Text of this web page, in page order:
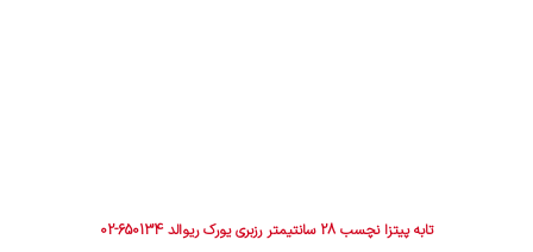
تابه پیتزا نچسب 28 سانتیمتر رزبری یورک ریوالد 650134-02